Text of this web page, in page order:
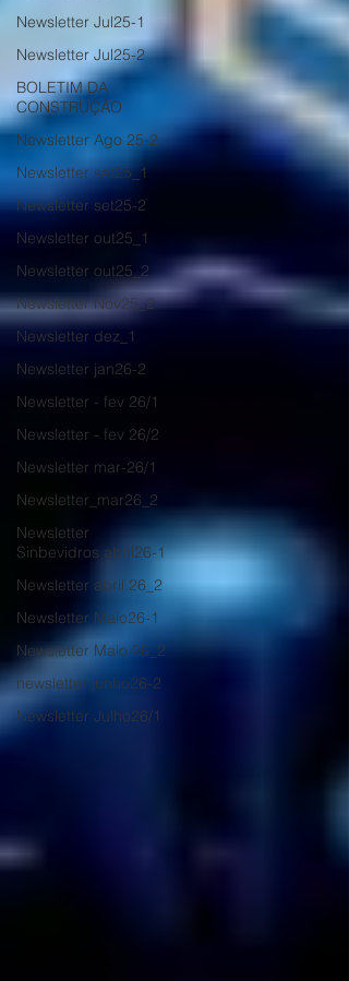
Newsletter Jul25-1
Newsletter Jul25-2
BOLETIM DA
CONSTRUÇÃO
Newsletter Ago 25-2
Newsletter set25_1
Newsletter set25-2
Newsletter out25_1
Newsletter out25_2
Newsletter Nov25_2
Newsletter dez_1
Newsletter jan26-2
Newsletter - fev 26/1
Newsletter - fev 26/2
Newsletter mar-26/1
Newsletter_mar26_2
Newsletter
Sinbevidros abril26-1
Newsletter abril 26_2
Newsletter Maio26-1
Newsletter Maio 26_2
newsletter junho26-2
Newsletter Julho26/1